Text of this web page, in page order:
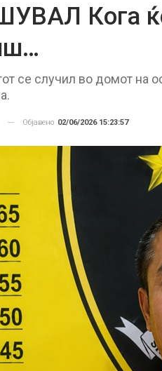
Кога
се случил во домот на
Објавено 02/06/2026 15:23:57